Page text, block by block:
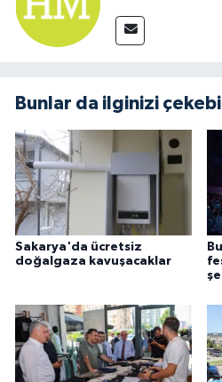
Bunlar da ilginizi
Sakarya'da ücretsiz
doğalgaza kavuşacaklar